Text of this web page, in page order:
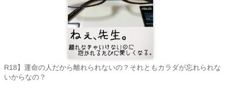
R18】運命の人だから離れられないの？それともカラダが忘れられな
いからなの？